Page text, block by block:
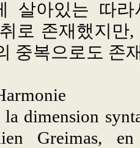
살아있는 따
로 존재했지
중복으로도 존
la dimension
Greimas,